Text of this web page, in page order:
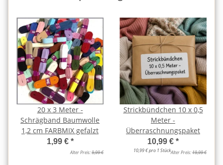
20 x 3 Meter -
Schrägband Baumwolle
1,2 cm FARBMIX gefalzt
1,99 € *
Alter Preis:9,99 €
Strickbündchen 10 x 0,5
Meter -
Überraschnungspaket
10,99 € *
10,99 € pro 1 StückAlter Preis:19,99 €